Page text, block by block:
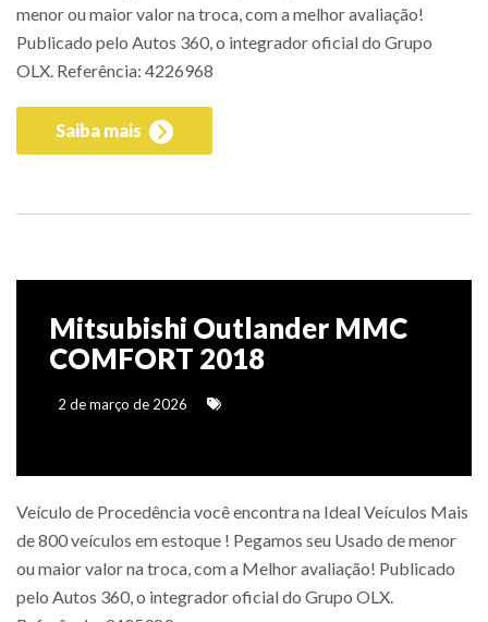
menor ou maior valor na troca, com a melhor avaliação!
Publicado pelo Autos 360, o integrador oficial do Grupo
OLX. Referência: 4226968
Saiba mais
Mitsubishi Outlander MMC
COMFORT 2018
2 de março de 2026
Veículo de Procedência você encontra na Ideal Veículos Mais
de 800 veículos em estoque ! Pegamos seu Usado de menor
ou maior valor na troca, com a Melhor avaliação! Publicado
pelo Autos 360, o integrador oficial do Grupo OLX.